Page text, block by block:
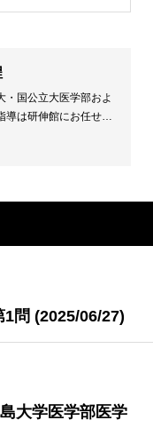
・国公立大医学部およ
導は研伸館にお任せく
王寺・豊中)・兵庫
問 (2025/06/27)
大学医学部医学